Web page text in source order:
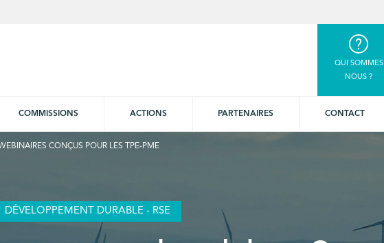
QUI SOMMES
NOUS ?
COMMISSIONS ACTIONS PARTENAIRES CONTACT
CONÇUS POUR LES TPE-PME
DÉVELOPPEMENT DURABLE - RSE